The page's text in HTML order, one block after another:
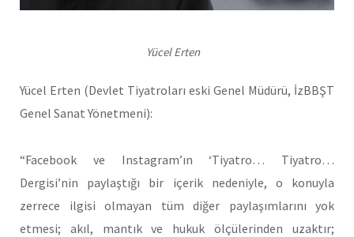
Yücel Erten
Yücel Erten (Devlet Tiyatroları eski Genel Müdürü, İzBBŞT
Genel Sanat Yönetmeni):
“Facebook ve Instagram’ın ‘Tiyatro… Tiyatro…
Dergisi’nin paylaştığı bir içerik nedeniyle, o konuyla
zerrece ilgisi olmayan tüm diğer paylaşımlarını yok
etmesi; akıl, mantık ve hukuk ölçülerinden uzaktır;